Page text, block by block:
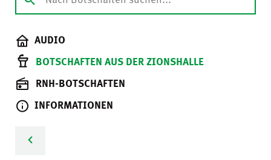
AUDIO
BOTSCHAFTEN AUS DER ZIONSHALLE
RNH-BOTSCHAFTEN
INFORMATIONEN